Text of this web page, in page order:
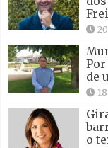
Por
de
o